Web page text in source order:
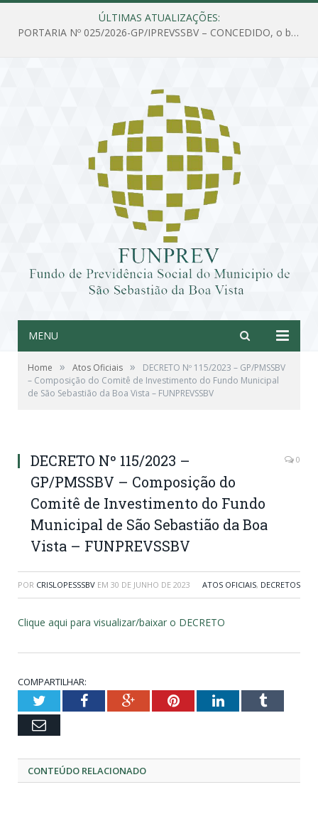
ÚLTIMAS ATUALIZAÇÕES:
PORTARIA Nº 025/2026-GP/IPREVSSBV – CONCEDIDO, o benefício de PENSÃO a MARIA ESTELA DOS SANTOS SOUZA
MENU
Home » Atos Oficiais »
DECRETO Nº 115/2023 – GP/PMSSBV
– Composição do Comitê de Investimento do Fundo Municipal
de São Sebastião da Boa Vista – FUNPREVSSBV
DECRETO Nº 115/2023 –
GP/PMSSBV – Composição do
Comitê de Investimento do Fundo
Municipal de São Sebastião da Boa
Vista – FUNPREVSSBV
0
POR CRISLOPESSSBV EM 30 DE JUNHO DE 2023 ATOS OFICIAIS, DECRETOS
Clique aqui para visualizar/baixar o DECRETO
COMPARTILHAR:
TwitterFacebookGoogle+PinterestLinkedInTumblr
Email
CONTEÚDO RELACIONADO